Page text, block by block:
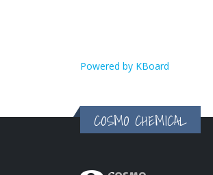
Powered by KBoard
COSMO CHEMICAL